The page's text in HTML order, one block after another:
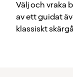
Välj och vraka
av ett guidat
klassiskt